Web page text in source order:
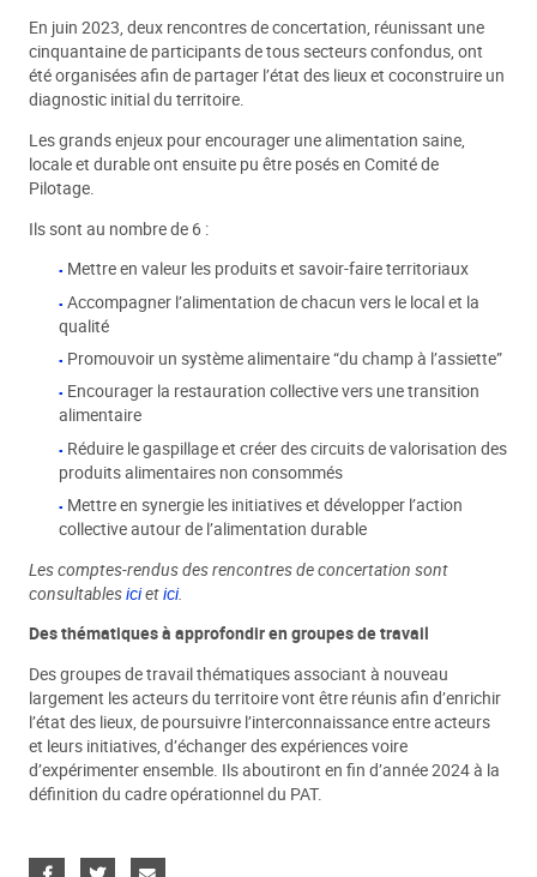
En juin 2023, deux rencontres de concertation, réunissant une
cinquantaine de participants de tous secteurs confondus, ont
été organisées afin de partager l’état des lieux et coconstruire un
diagnostic initial du territoire.
Les grands enjeux pour encourager une alimentation saine,
locale et durable ont ensuite pu être posés en Comité de
Pilotage.
Ils sont au nombre de 6 :
Mettre en valeur les produits et savoir-faire territoriaux
Accompagner l’alimentation de chacun vers le local et la
qualité
Promouvoir un système alimentaire “du champ à l’assiette”
Encourager la restauration collective vers une transition
alimentaire
Réduire le gaspillage et créer des circuits de valorisation des
produits alimentaires non consommés
Mettre en synergie les initiatives et développer l’action
collective autour de l’alimentation durable
Les comptes-rendus des rencontres de concertation sont
consultablesicietici.
Des thématiques à approfondir en groupes de travail
Des groupes de travail thématiques associant à nouveau
largement les acteurs du territoire vont être réunis afin d’enrichir
l’état des lieux, de poursuivre l’interconnaissance entre acteurs
et leurs initiatives, d’échanger des expériences voire
d’expérimenter ensemble. Ils aboutiront en fin d’année 2024 à la
définition du cadre opérationnel du PAT.